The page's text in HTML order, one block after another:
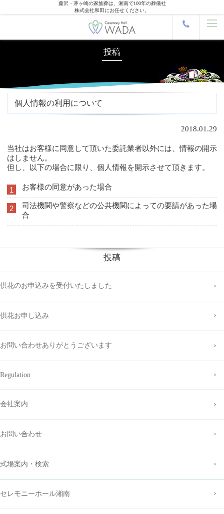
藤沢・茅ヶ崎の家族葬は、湘南で100年の葬儀社
株式会社和田にお任せください。
投稿
個人情報の利用について
2018.01.29
当社はお客様に同意して頂いた委託業者以外には、情報の開示
はしません。
但し、以下の場合に限り、個人情報を開示させて頂きます。
1 お客様の同意があった場合
2
司法機関や警察などの公共機関によっての要請があった場
合
投稿
供花のお申込みを受付いたしました
供花お申し込み
お問い合わせありがとうございます
Regulation
会社案内
お問い合わせ
式場案内・検索
セレモニーホール湘南